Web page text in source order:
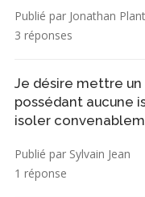
Publié par Jonathan
3 réponses
Je désire mettre
possédant aucune
isoler
Publié par Sylvain Jean
1 réponse